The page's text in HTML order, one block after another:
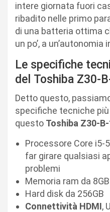
intere giornata fuori
ribadito nelle primo
di una batteria ottima
un po’, a
Le specifiche
del Toshiba Z30-
Detto questo,
specifiche tecniche
questo Toshiba Z30-
Processore Core i5-
far girare qualsiasi
problemi
Memoria ram da 8GB
Hard disk da 256GB
Connettività HDMI,